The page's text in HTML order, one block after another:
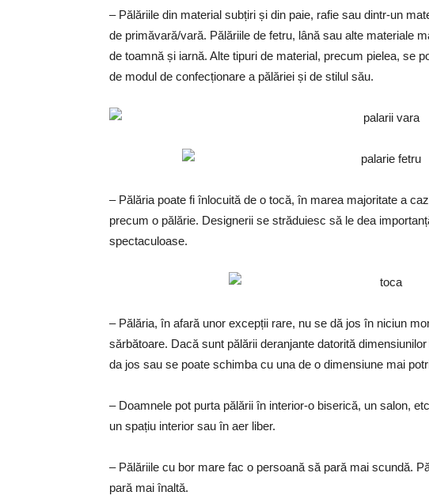
– Pălăriile din material subțiri și din paie, rafie sau dintr-un
de primăvară/vară. Pălăriile de fetru, lână sau alte materiale
de toamnă și iarnă. Alte tipuri de material, precum pielea, se
de modul de confecționare a pălăriei și de stilul său.
– Pălăria poate fi înlocuită de o tocă, în marea majoritate a
precum o pălărie. Designerii se străduiesc să le dea
spectaculoase.
– Pălăria, în afară unor excepții rare, nu se dă jos în niciun
sărbătoare. Dacă sunt pălării deranjante datorită
da jos sau se poate schimba cu una de o dimensiune mai
– Doamnele pot purta pălării în interior-o biserică, un salon,
un spațiu interior sau în aer liber.
– Pălăriile cu bor mare fac o persoană să pară mai scundă.
pară mai înaltă.